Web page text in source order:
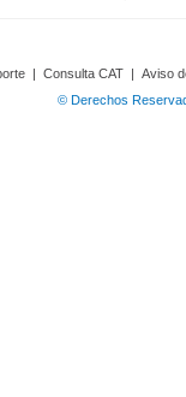
| Consulta CAT | Aviso
© Derechos